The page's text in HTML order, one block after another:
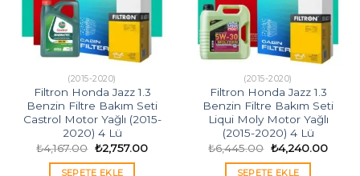
(2015-2020)
Filtron Honda Jazz 1.3
Benzin Filtre Bakım Seti
Castrol Motor Yağlı (2015-
2020) 4 Lü
₺4,167.00 Orijinal
fiyat:
₺4,167.00.
₺2,757.00Şu
SEPETE EKLE
(2015-2020)
Filtron Honda Jazz 1.3
Benzin Filtre Bakım Seti
Liqui Moly Motor Yağlı
(2015-2020) 4 Lü
₺6,445.00 Orijinal
fiyat:
₺6,445.00.
₺4,240.00Şu
SEPETE EKLE